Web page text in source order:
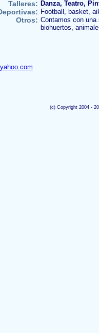
Talleres: Danza, Teatro,
Football, basket,
Otros: Contamos con una
biohuertos,
(c) Copyright 2004 -